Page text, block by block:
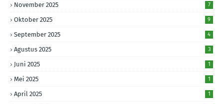
November 2025 7
Oktober 2025 9
September 2025 4
Agustus 2025 3
Juni 2025 1
Mei 2025 1
April 2025 1